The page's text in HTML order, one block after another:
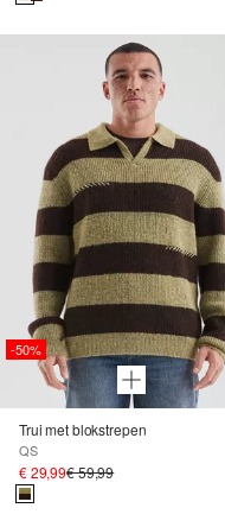
-50%
Trui met blokstrepen
QS
€ 29,99€ 59,99